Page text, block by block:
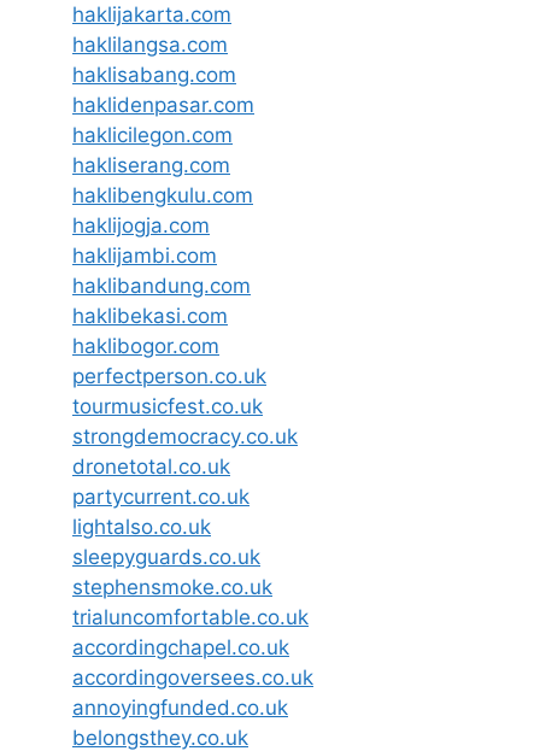
haklijakarta.com
haklilangsa.com
haklisabang.com
haklidenpasar.com
haklicilegon.com
hakliserang.com
haklibengkulu.com
haklijogja.com
haklijambi.com
haklibandung.com
haklibekasi.com
haklibogor.com
perfectperson.co.uk
tourmusicfest.co.uk
strongdemocracy.co.uk
dronetotal.co.uk
partycurrent.co.uk
lightalso.co.uk
sleepyguards.co.uk
stephensmoke.co.uk
trialuncomfortable.co.uk
accordingchapel.co.uk
accordingoversees.co.uk
annoyingfunded.co.uk
belongsthey.co.uk